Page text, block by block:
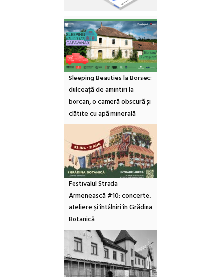
Sleeping Beauties la Borsec:
dulceață de amintiri la
borcan, o cameră obscură și
clătite cu apă minerală
Festivalul Strada
Armenească #10: concerte,
ateliere și întâlniri în Grădina
Botanică